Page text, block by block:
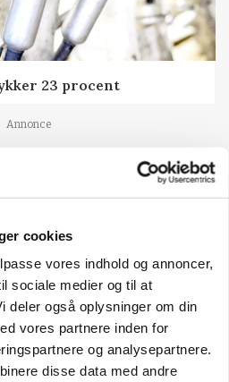
cookies
vores indhold og annoncer,
sociale medier og til at
deler også oplysninger om din
vores partnere inden for
og analysepartnere.
disse data med andre
23 procent
Annonce